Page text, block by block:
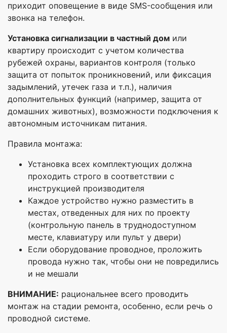
приходит оповещение в виде SMS-сообщения или
звонка на телефон.
Установка сигнализации в частный дом или
квартиру происходит с учетом количества
рубежей охраны, вариантов контроля (только
защита от попыток проникновений, или фиксация
задымлений, утечек газа и т.п.), наличия
дополнительных функций (например, защита от
домашних животных), возможности подключения к
автономным источникам питания.
Правила монтажа:
Установка всех комплектующих должна
проходить строго в соответствии с
инструкцией производителя
Каждое устройство нужно разместить в
местах, отведенных для них по проекту
(контрольную панель в труднодоступном
месте, клавиатуру или пульт у двери)
Если оборудование проводное, проложить
провода нужно так, чтобы они не повредились
и не мешали
ВНИМАНИЕ: рациональнее всего проводить
монтаж на стадии ремонта, особенно, если речь о
проводной системе.